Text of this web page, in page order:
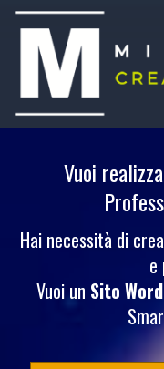
Vuoi
Hai necessità di
Vuoi un Sito